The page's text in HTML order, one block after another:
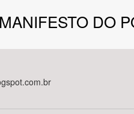
MANIFESTO DO